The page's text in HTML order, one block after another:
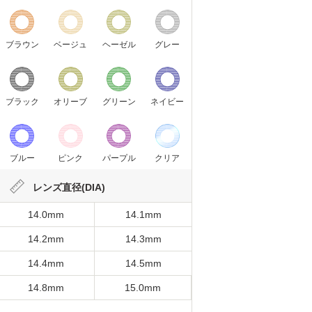
ブラウン ベージュ ヘーゼル グレー
ブラック オリーブ グリーン ネイビー
ブルー ピンク パープル クリア
レンズ直径(DIA)
14.0mm 14.1mm
14.2mm 14.3mm
14.4mm 14.5mm
14.8mm 15.0mm